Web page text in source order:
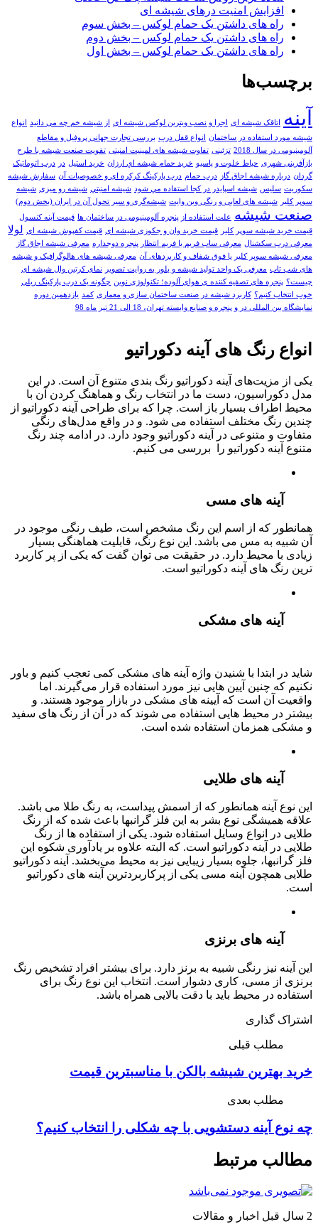
افزایش امنیت درهای شیشه ای
راه های داشتن یک حمام لوکس – بخش سوم
راه های داشتن یک حمام لوکس – بخش دوم
راه های داشتن یک حمام لوکس – بخش اول
برچسب‌ها
آینه اتاقک شیشه ای اجرا و نصب ویترین لوکس شیشه ای از شیشه خم چه می دانید
انواع
شیشه مورد استفاده در ساختمان
انواع قفل درب بررسی تجارت جهانی پروفیل و مقاطع
آلومینیومی در سال 2018
تزئینی تفاوت شیشه های لمینیت امنیتی تقویت صنعت شیشه با طرح
بازآفرینی شهری حیاط خلوت و پاسیو خريد حمام شيشه اي ارزان خرید استیل در
درب اتوماتیک
گردان درباره شیشه اجاق گاز درب حمام درب پارکینگ کرکره ای و خصوصیات آن سفارش شیشه
سکوریت سلیس شيشه اسپايدر در کجا استفاده مي شود شيشه امنيتي شیشه رو میزی شیشه
سوپر کلیر
شیشه های لعابی و رنگی وین وایت شیشه‌گری و سیر تحول آن در ایران (بخش دوم)
صنعت شيشه علت استفاده از پنجره آلومینیومی در ساختمان ها قیمت آینه کنسول
قیمت خرید شیشه سوپر کلیر
قیمت خرید وان و جکوزی شیشه ای قیمت کفپوش شیشه ای لولا
معرفی درب سکشنال معرفی ساب فریم یا فریم انتظار پنجره دوجداره معرفی شیشه اجاق گاز
معرفی شیشه سوپر کلیر یا فوق شفاف و کاربردهای آن معرفی شیشه های هالوگرافیک و شیشه
های شب تاب معرفی یک واحد تولید شیشه و بلور به روایت تصویر
نمای کرتین وال شیشه ای
چیست؟ پنجره های تصفیه کننده ی هوای آلوده؛ تکنولوژی نوین چگونه یک درب پارکینگ ریلی
خوب انتخاب کنیم؟ کاربرد شیشه در صنعت ساختمان سازی و معماری کمد
یازدهمین دوره
نمایشگاه بین المللی در و پنجره و صنایع وابسته تهران، 18 الی 21 تیر ماه 98
انواع رنگ های آینه دکوراتیو
یکی از مزیت‌های آینه دکوراتیو رنگ بندی متنوع آن است. در این
مدل دکوراسیون، دست ما در انتخاب رنگ و هماهنگ کردن آن با
محیط اطراف بسیار باز است. چرا که برای طراحی آینه دکوراتیو از
چندین رنگ مختلف استفاده می شود. و در واقع مدل‌های رنگی
متفاوت و متنوعی در آینه دکوراتیو وجود دارد. در ادامه چند رنگ
متنوع آینه دکوراتیو را بررسی می کنیم.
آینه های مسی
همانطور که از اسم این رنگ مشخص است، طیف رنگی موجود در
آن شبیه به مس می باشد. این نوع رنگ، قابلیت هماهنگی بسیار
زیادی با محیط دارد. در حقیقت می توان گفت که یکی از پر کاربرد
ترین رنگ های آینه دکوراتیو است.
آینه های مشکی
شاید در ابتدا با شنیدن واژه آینه‌ های مشکی کمی تعجب کنیم و باور
نکنیم که چنین آیین هایی نیز مورد استفاده قرار می‌گیرند. اما
واقعیت آن است که آیینه های مشکی در بازار موجود هستند. و
بیشتر در محیط ‌هایی استفاده می شوند که در آن از رنگ های سفید
و مشکی همزمان استفاده شده است.
آینه های طلایی
این نوع آینه همانطور که از اسمش پیداست، به رنگ طلا می باشد.
علاقه همیشگی نوع بشر به این فلز گرانبها باعث شده که از رنگ
طلایی در انواع وسایل استفاده شود. یکی از استفاده ها از رنگ
طلایی در آینه دکوراتیو است. که البته علاوه بر یادآوری شکوه این
فلز گرانبها، جلوه بسیار زیبایی نیز به محیط می‌بخشد. آینه دکوراتیو
طلایی همچون آینه مسی یکی از پرکاربردترین آینه های دکوراتیو
است.
آینه های برنزی
این آینه نیز رنگی شبیه به برنز دارد. برای بیشتر افراد تشخیص رنگ
برنزی از مسی، کاری دشوار است. انتخاب این نوع رنگ برای
استفاده در محیط باید با دقت بالایی همراه باشد.
اشتراک گذاری
مطلب قبلی
خرید بهترین شیشه بالکن با مناسبترین قیمت
مطلب بعدی
چه نوع آینه دستشویی با چه شکلی را انتخاب کنیم؟
مطالب مرتبط
2 سال قبل اخبار و مقالات